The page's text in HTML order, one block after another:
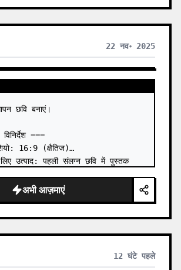
22 नव॰ 2025
छवि बनाएं।
विनिर्देश ===
16:9 (क्षैतिज)
उत्पाद: पहली संलग्न छवि में पुस्तक
से रखें अभी आज़माएं
12 घंटे पहले